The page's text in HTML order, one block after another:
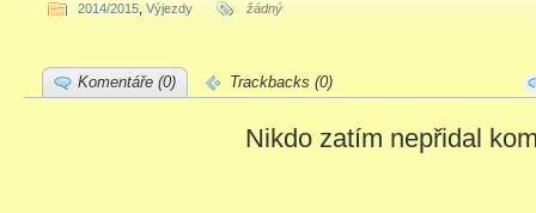
2014/2015 Výjezdy žádný
Komentáře (0) Trackbacks (0)
Nikdo zatím nepřidal